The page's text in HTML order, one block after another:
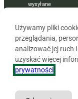
wysyłane
Używamy pliki
przeglądania,
analizować jej ruch
uzyskać więcej
prywatności